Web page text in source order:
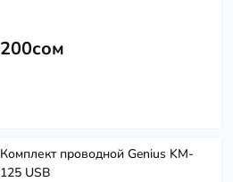
200сом
Комплект проводной Genius KM-
125 USB